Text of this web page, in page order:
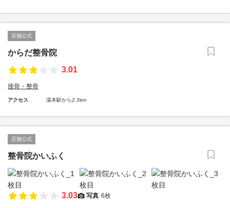
店舗公式
からだ整骨院
3.01
接骨・整骨
アクセス 湯本駅から2.3km
店舗公式
整骨院かいふく
3.03 写真 6枚